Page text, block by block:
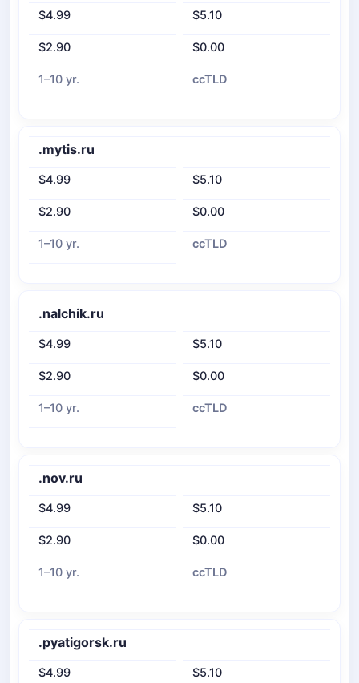
$4.99 $5.10
$2.90 $0.00
1–10 yr. ccTLD
.mytis.ru
$4.99 $5.10
$2.90 $0.00
1–10 yr. ccTLD
.nalchik.ru
$4.99 $5.10
$2.90 $0.00
1–10 yr. ccTLD
.nov.ru
$4.99 $5.10
$2.90 $0.00
1–10 yr. ccTLD
.pyatigorsk.ru
$4.99 $5.10